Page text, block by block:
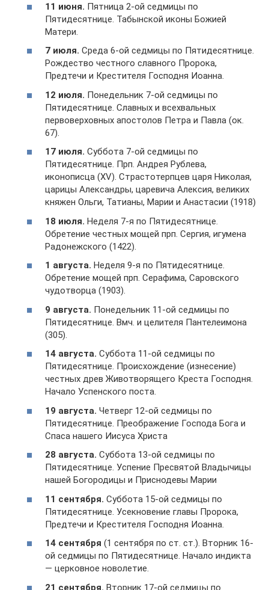
11 июня. Пятница 2-ой седмицы по
Пятидесятнице. Табынской иконы Божией
Матери.
7 июля. Среда 6-ой седмицы по Пятидесятнице.
Рождество честного славного Пророка,
Предтечи и Крестителя Господня Иоанна.
12 июля. Понедельник 7-ой седмицы по
Пятидесятнице. Славных и всехвальных
первоверховных апостолов Петра и Павла (ок.
67).
17 июля. Суббота 7-ой седмицы по
Пятидесятнице. Прп. Андрея Рублева,
иконописца (XV). Страстотерпцев царя Николая,
царицы Александры, царевича Алексия, великих
княжен Ольги, Татианы, Марии и Анастасии (1918)
18 июля. Неделя 7-я по Пятидесятнице.
Обретение честных мощей прп. Сергия, игумена
Радонежского (1422).
1 августа. Неделя 9-я по Пятидесятнице.
Обретение мощей прп. Серафима, Саровского
чудотворца (1903).
9 августа. Понедельник 11-ой седмицы по
Пятидесятнице. Вмч. и целителя Пантелеимона
(305).
14 августа. Суббота 11-ой седмицы по
Пятидесятнице. Происхождение (изнесение)
честных древ Животворящего Креста Господня.
Начало Успенского поста.
19 августа. Четверг 12-ой седмицы по
Пятидесятнице. Преображение Господа Бога и
Спаса нашего Иисуса Христа
28 августа. Суббота 13-ой седмицы по
Пятидесятнице. Успение Пресвятой Владычицы
нашей Богородицы и Приснодевы Марии
11 сентября. Суббота 15-ой седмицы по
Пятидесятнице. Усекновение главы Пророка,
Предтечи и Крестителя Господня Иоанна.
14 сентября (1 сентября по ст. ст.). Вторник 16-
ой седмицы по Пятидесятнице. Начало индикта
— церковное новолетие.
21 сентября. Вторник 17-ой седмицы по